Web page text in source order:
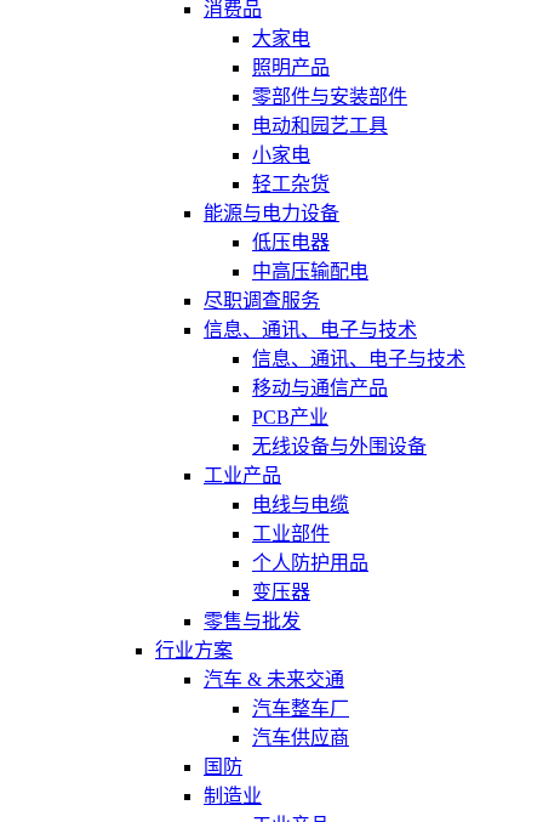
消费品
大家电
照明产品
零部件与安装部件
电动和园艺工具
小家电
轻工杂货
能源与电力设备
低压电器
中高压输配电
尽职调查服务
信息、通讯、电子与技术
信息、通讯、电子与技术
移动与通信产品
PCB产业
无线设备与外围设备
工业产品
电线与电缆
工业部件
个人防护用品
变压器
零售与批发
行业方案
汽车 & 未来交通
汽车整车厂
汽车供应商
国防
制造业